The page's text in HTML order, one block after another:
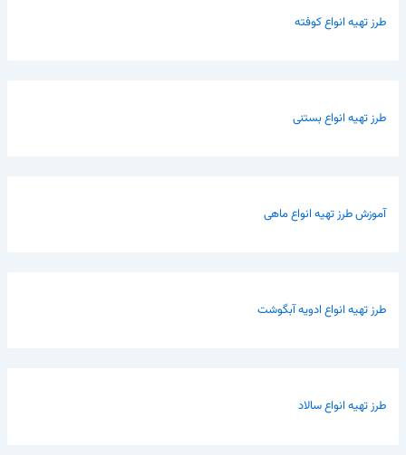
طرز تهیه انواع کوفته
طرز تهیه انواع بستنی
آموزش طرز تهیه انواع ماهی
طرز تهیه انواع ادویه آبگوشت
طرز تهیه انواع سالاد